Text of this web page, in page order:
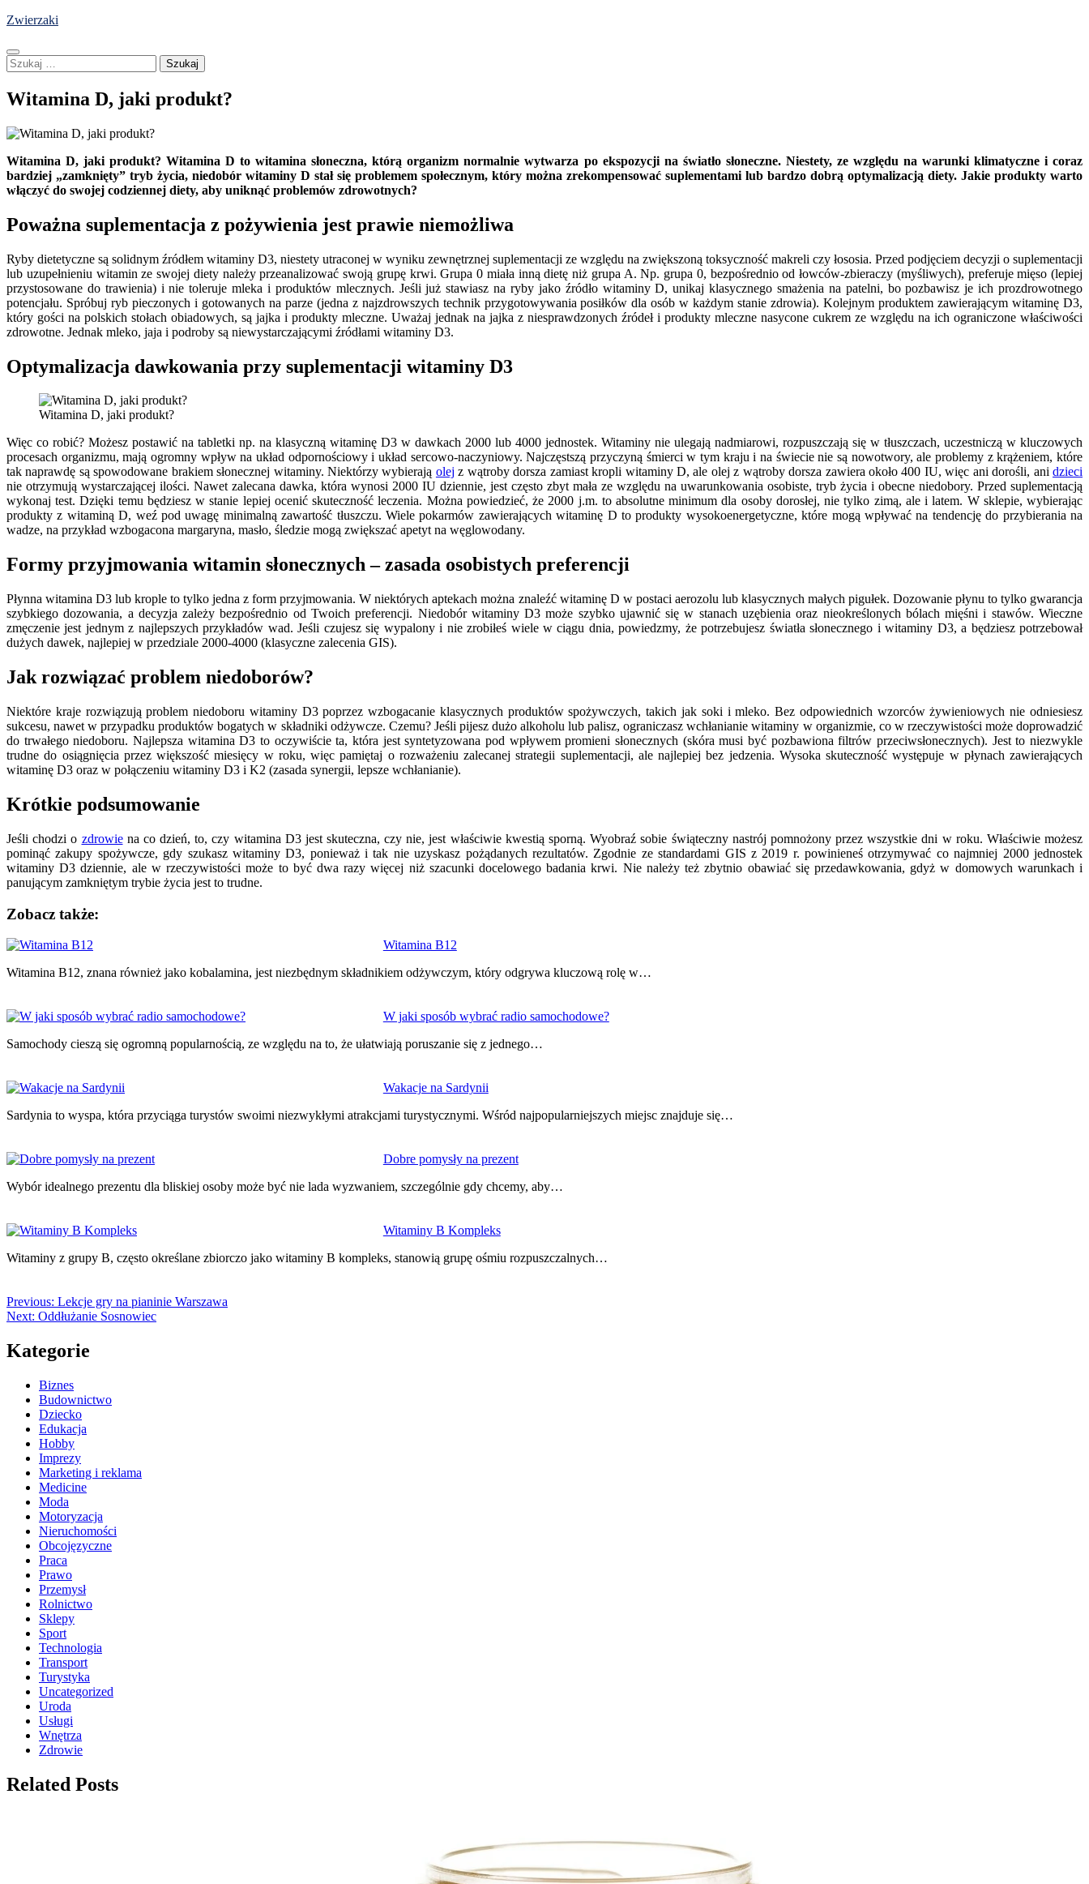
Skip
content
Zwierzaki
Szukaj:
Witamina D, jaki produkt?
Witamina D, jaki produkt? Witamina D to witamina słoneczna, którą organizm normalnie wytwarza po ekspozycji na światło słoneczne. Niestety, ze względu na warunki klimatyczne i coraz
bardziej „zamknięty” tryb życia, niedobór witaminy D stał się problemem społecznym, który można zrekompensować suplementami lub bardzo dobrą optymalizacją diety. Jakie produkty warto
włączyć do swojej codziennej diety, aby uniknąć problemów zdrowotnych?
Poważna suplementacja z pożywienia jest prawie niemożliwa
Ryby dietetyczne są solidnym źródłem witaminy D3, niestety utraconej w wyniku zewnętrznej suplementacji ze względu na zwiększoną toksyczność makreli czy łososia. Przed podjęciem decyzji o suplementacji
lub uzupełnieniu witamin ze swojej diety należy przeanalizować swoją grupę krwi. Grupa 0 miała inną dietę niż grupa A. Np. grupa 0, bezpośrednio od łowców-zbieraczy (myśliwych), preferuje mięso (lepiej
przystosowane do trawienia) i nie toleruje mleka i produktów mlecznych. Jeśli już stawiasz na ryby jako źródło witaminy D, unikaj klasycznego smażenia na patelni, bo pozbawisz je ich prozdrowotnego
potencjału. Spróbuj ryb pieczonych i gotowanych na parze (jedna z najzdrowszych technik przygotowywania posiłków dla osób w każdym stanie zdrowia). Kolejnym produktem zawierającym witaminę D3,
który gości na polskich stołach obiadowych, są jajka i produkty mleczne. Uważaj jednak na jajka z niesprawdzonych źródeł i produkty mleczne nasycone cukrem ze względu na ich ograniczone właściwości
zdrowotne. Jednak mleko, jaja i podroby są niewystarczającymi źródłami witaminy D3.
Optymalizacja dawkowania przy suplementacji witaminy D3
Witamina D, jaki produkt?
Więc co robić? Możesz postawić na tabletki np. na klasyczną witaminę D3 w dawkach 2000 lub 4000 jednostek. Witaminy nie ulegają nadmiarowi, rozpuszczają się w tłuszczach, uczestniczą w kluczowych
procesach organizmu, mają ogromny wpływ na układ odpornościowy i układ sercowo-naczyniowy. Najczęstszą przyczyną śmierci w tym kraju i na świecie nie są nowotwory, ale problemy z krążeniem, które
tak naprawdę są spowodowane brakiem słonecznej witaminy. Niektórzy wybierają olej z wątroby dorsza zamiast kropli witaminy D, ale olej z wątroby dorsza zawiera około 400 IU, więc ani dorośli, anidzieci
nie otrzymują wystarczającej ilości. Nawet zalecana dawka, która wynosi 2000 IU dziennie, jest często zbyt mała ze względu na uwarunkowania osobiste, tryb życia i obecne niedobory. Przed suplementacją
wykonaj test. Dzięki temu będziesz w stanie lepiej ocenić skuteczność leczenia. Można powiedzieć, że 2000 j.m. to absolutne minimum dla osoby dorosłej, nie tylko zimą, ale i latem. W sklepie, wybierając
produkty z witaminą D, weź pod uwagę minimalną zawartość tłuszczu. Wiele pokarmów zawierających witaminę D to produkty wysokoenergetyczne, które mogą wpływać na tendencję do przybierania na
wadze, na przykład wzbogacona margaryna, masło, śledzie mogą zwiększać apetyt na węglowodany.
Formy przyjmowania witamin słonecznych – zasada osobistych preferencji
Płynna witamina D3 lub krople to tylko jedna z form przyjmowania. W niektórych aptekach można znaleźć witaminę D w postaci aerozolu lub klasycznych małych pigułek. Dozowanie płynu to tylko gwarancja
szybkiego dozowania, a decyzja zależy bezpośrednio od Twoich preferencji. Niedobór witaminy D3 może szybko ujawnić się w stanach uzębienia oraz nieokreślonych bólach mięśni i stawów. Wieczne
zmęczenie jest jednym z najlepszych przykładów wad. Jeśli czujesz się wypalony i nie zrobiłeś wiele w ciągu dnia, powiedzmy, że potrzebujesz światła słonecznego i witaminy D3, a będziesz potrzebował
dużych dawek, najlepiej w przedziale 2000-4000 (klasyczne zalecenia GIS).
Jak rozwiązać problem niedoborów?
Niektóre kraje rozwiązują problem niedoboru witaminy D3 poprzez wzbogacanie klasycznych produktów spożywczych, takich jak soki i mleko. Bez odpowiednich wzorców żywieniowych nie odniesiesz
sukcesu, nawet w przypadku produktów bogatych w składniki odżywcze. Czemu? Jeśli pijesz dużo alkoholu lub palisz, ograniczasz wchłanianie witaminy w organizmie, co w rzeczywistości może doprowadzić
do trwałego niedoboru. Najlepsza witamina D3 to oczywiście ta, która jest syntetyzowana pod wpływem promieni słonecznych (skóra musi być pozbawiona filtrów przeciwsłonecznych). Jest to niezwykle
trudne do osiągnięcia przez większość miesięcy w roku, więc pamiętaj o rozważeniu zalecanej strategii suplementacji, ale najlepiej bez jedzenia. Wysoka skuteczność występuje w płynach zawierających
witaminę D3 oraz w połączeniu witaminy D3 i K2 (zasada synergii, lepsze wchłanianie).
Krótkie podsumowanie
Jeśli chodzi o zdrowiena co dzień, to, czy witamina D3 jest skuteczna, czy nie, jest właściwie kwestią sporną. Wyobraź sobie świąteczny nastrój pomnożony przez wszystkie dni w roku. Właściwie możesz
pominąć zakupy spożywcze, gdy szukasz witaminy D3, ponieważ i tak nie uzyskasz pożądanych rezultatów. Zgodnie ze standardami GIS z 2019 r. powinieneś otrzymywać co najmniej 2000 jednostek
witaminy D3 dziennie, ale w rzeczywistości może to być dwa razy więcej niż szacunki docelowego badania krwi. Nie należy też zbytnio obawiać się przedawkowania, gdyż w domowych warunkach i
panującym zamkniętym trybie życia jest to trudne.
Zobacz także:
Witamina B12
Witamina B12, znana również jako kobalamina, jest niezbędnym składnikiem odżywczym, który odgrywa kluczową rolę w…
W jaki sposób wybrać radio samochodowe?
Samochody cieszą się ogromną popularnością, ze względu na to, że ułatwiają poruszanie się z jednego…
Wakacje na Sardynii
Sardynia to wyspa, która przyciąga turystów swoimi niezwykłymi atrakcjami turystycznymi. Wśród najpopularniejszych miejsc znajduje się…
Dobre pomysły na prezent
Wybór idealnego prezentu dla bliskiej osoby może być nie lada wyzwaniem, szczególnie gdy chcemy, aby…
Witaminy B Kompleks
Witaminy z grupy B, często określane zbiorczo jako witaminy B kompleks, stanowią grupę ośmiu rozpuszczalnych…
Nawigacja
wpisu
Previous: Lekcje gry na pianinie Warszawa
Next: Oddłużanie Sosnowiec
Kategorie
Biznes
Budownictwo
Dziecko
Edukacja
Hobby
Imprezy
Marketing i reklama
Medicine
Moda
Motoryzacja
Nieruchomości
Obcojęzyczne
Praca
Prawo
Przemysł
Rolnictwo
Sklepy
Sport
Technologia
Transport
Turystyka
Uncategorized
Uroda
Usługi
Wnętrza
Zdrowie
Related Posts